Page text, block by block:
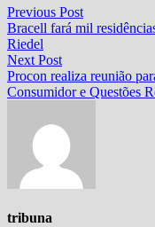
Navegação
de
Post
Previous PostPrevious
post:
Bracell fará mil
Riedel
Next PostNext
post:
Procon realiza reunião
Consumidor e Questões
tribuna